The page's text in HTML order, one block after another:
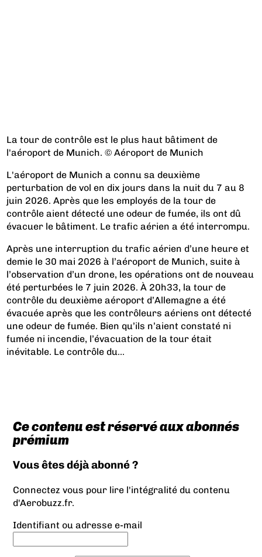
La tour de contrôle est le plus haut bâtiment de
l'aéroport de Munich. © Aéroport de Munich
L'aéroport de Munich a connu sa deuxième
perturbation de vol en dix jours dans la nuit du 7 au 8
juin 2026. Après que les employés de la tour de
contrôle aient détecté une odeur de fumée, ils ont dû
évacuer le bâtiment. Le trafic aérien a été interrompu.
Après une interruption du trafic aérien d’une heure et
demie le 30 mai 2026 à l’aéroport de Munich,suite à
l’observation d’un drone, les opérations ont de nouveau
été perturbées le 7 juin 2026. À 20h33, la tour de
contrôle du deuxième aéroport d’Allemagne a été
évacuée après que les contrôleurs aériens ont détecté
une odeur de fumée. Bien qu’ils n’aient constaté ni
fumée ni incendie, l’évacuation de la tour était
inévitable. Le contrôle du...
Ce contenu est réservé aux abonnés
prémium
Vous êtes déjà abonné ?
Connectez vous pour lire l'intégralité du contenu
d'Aerobuzz.fr.
Identifiant ou adresse e-mail